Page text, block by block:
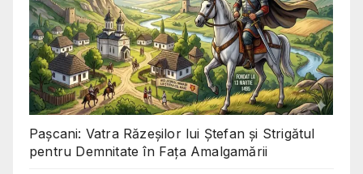
Pașcani: Vatra Răzeșilor lui Ștefan și Strigătul
pentru Demnitate în Fața Amalgamării